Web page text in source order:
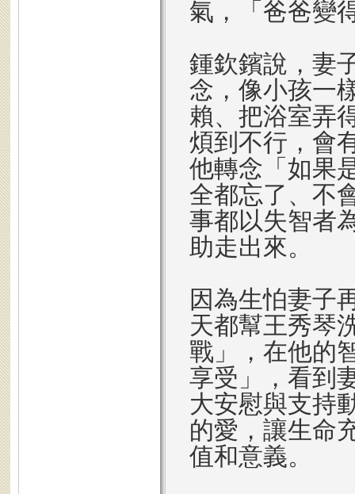
氣，「爸爸變
鍾欽鑌說，妻
念，像小孩一
賴、把浴室弄
煩到不行，會
他轉念「如果
全都忘了、不
事都以失智者
助走出來。
因為生怕妻子
天都幫王秀琴
戰」，在他的
享受」，看到
大安慰與支持
的愛，讓生命
值和意義。